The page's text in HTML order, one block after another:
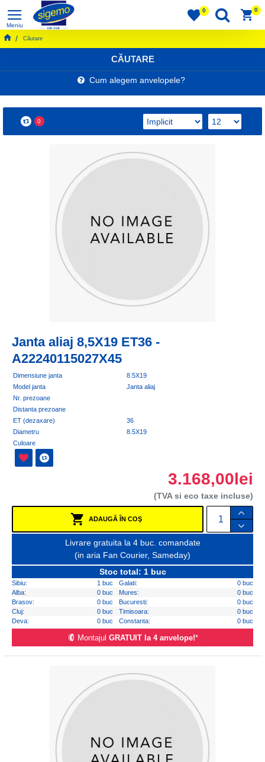
0 0
Căutare
CĂUTARE
Cum alegem anvelopele?
0
Janta aliaj 8,5X19 ET36 -
A22240115027X45
Dimensiune janta
8.5X19
Model janta
Janta aliaj
Nr. prezoane
Distanta prezoane
ET (dezaxare)
36
Diametru
8.5X19
Culoare
3.168,00lei
(TVA si eco taxe incluse)
ADAUGĂ ÎN COŞ
Livrare gratuita la 4 buc. comandate
(in aria Fan Courier, Sameday)
Stoc total: 1 buc
Sibiu: 1 buc Galati:
0 buc
Alba:
0 buc Mures:
0 buc
Brasov:
0 buc Bucuresti:
0 buc
Cluj:
0 buc Timisoara:
0 buc
Deva:
0 buc Constanta: 0 buc
Montajul GRATUIT la 4 anvelope!*